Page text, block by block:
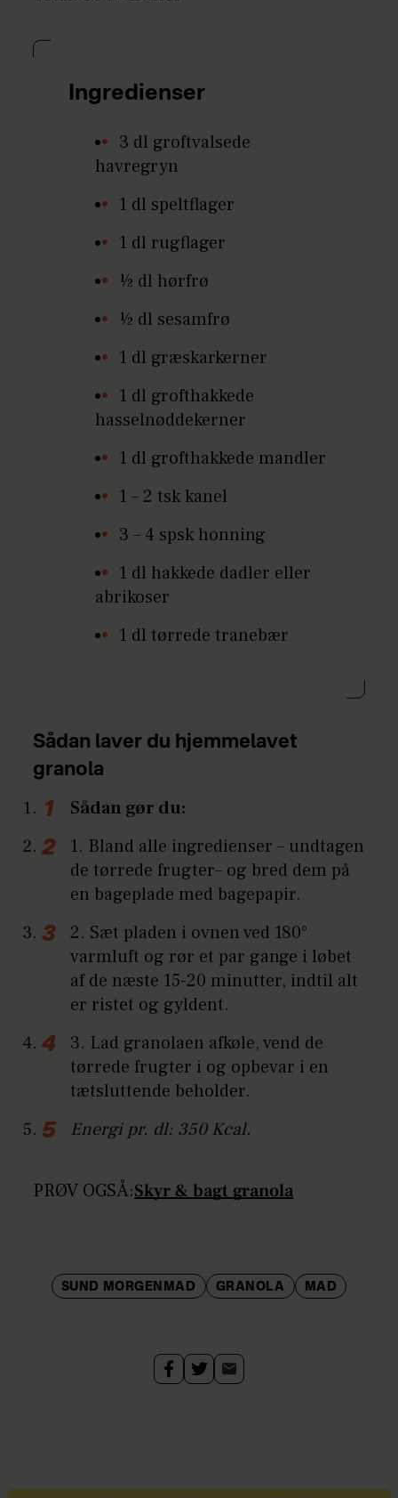
Ingredienser
3 dl groftvalsede
havregryn
1 dl speltflager
1 dl rugflager
½ dl hørfrø
½ dl sesamfrø
1 dl græskarkerner
1 dl grofthakkede
hasselnøddekerner
1 dl grofthakkede mandler
1 – 2 tsk kanel
3 – 4 spsk honning
1 dl hakkede dadler eller
abrikoser
1 dl tørrede tranebær
Sådan laver du hjemmelavet
granola
Sådan gør du:
1. Bland alle ingredienser – undtagen
de tørrede frugter– og bred dem på
en bageplade med bagepapir.
2. Sæt pladen i ovnen ved 180°
varmluft og rør et par gange i løbet
af de næste 15-20 minutter, indtil alt
er ristet og gyldent.
3. Lad granolaen afkøle, vend de
tørrede frugter i og opbevar i en
tætsluttende beholder.
Energi pr. dl: 350 Kcal.
PRØV OGSÅ:Skyr & bagt granola
SUND MORGENMAD GRANOLA MAD